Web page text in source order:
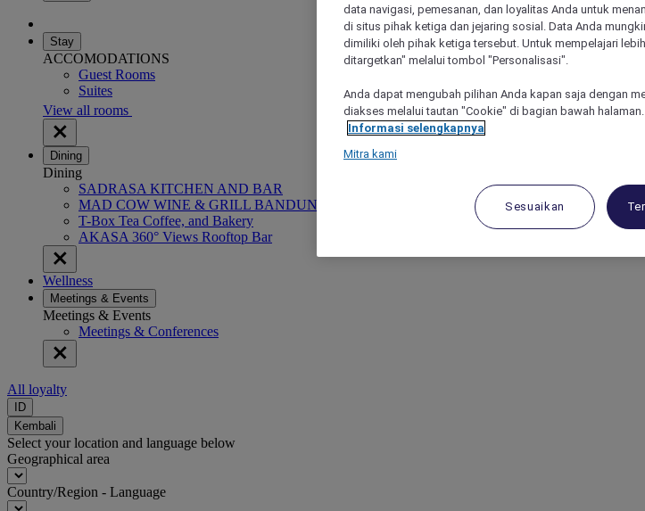
Stay
ACCOMODATIONS
Guest Rooms
Suites
View all rooms
Dining
Dining
SADRASA KITCHEN AND BAR
MAD COW WINE & GRILL BANDUNG
T-Box Tea Coffee, and Bakery
AKASA 360° Views Rooftop Bar
Wellness
Meetings & Events
Meetings & Events
Meetings & Conferences
All loyalty
ID
Kembali
Select your location and language below
Geographical area
Country/Region - Language
data navigasi, pemesanan, dan loyalitas Anda untuk
di situs pihak ketiga dan jejaring sosial. Data Anda
dimiliki oleh pihak ketiga tersebut. Untuk mempelajari
ditargetkan" melalui tombol "Personalisasi".
Anda dapat mengubah pilihan Anda kapan saja dengan
diakses melalui tautan "Cookie" di bagian bawah halaman.
Informasi selengkapnya
Mitra kami
Sesuaikan